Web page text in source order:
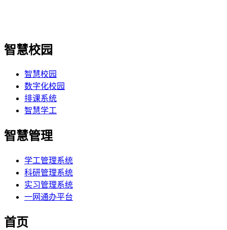
智慧校园
智慧校园
数字化校园
排课系统
智慧学工
智慧管理
学工管理系统
科研管理系统
实习管理系统
一网通办平台
首页